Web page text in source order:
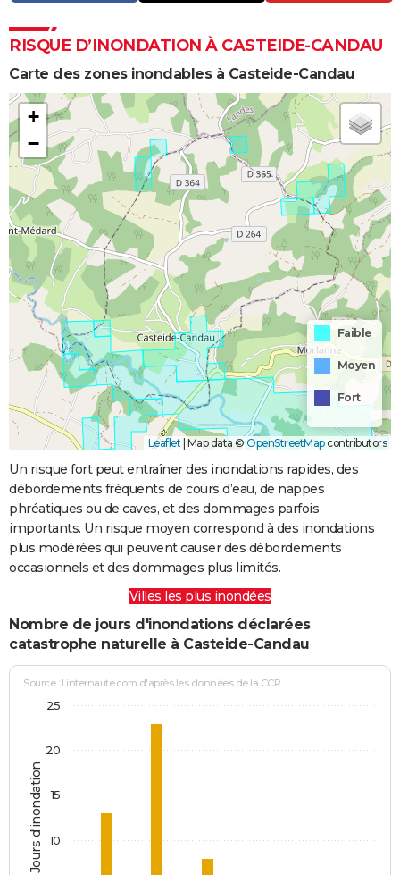
RISQUE D’INONDATION À CASTEIDE-CANDAU
Carte des zones inondables à Casteide-Candau
+
−
Faible
Moyen
Fort
Leaflet | Map data ©OpenStreetMapcontributors
Un risque fort peut entraîner des inondations rapides, des
débordements fréquents de cours d’eau, de nappes
phréatiques ou de caves, et des dommages parfois
importants. Un risque moyen correspond à des inondations
plus modérées qui peuvent causer des débordements
occasionnels et des dommages plus limités.
Villes les plus inondées
Nombre de jours d'inondations déclarées
catastrophe naturelle à Casteide-Candau
Jours d'inondation
Source : Linternaute.com d'après les données de la CCR
10
15
20
25